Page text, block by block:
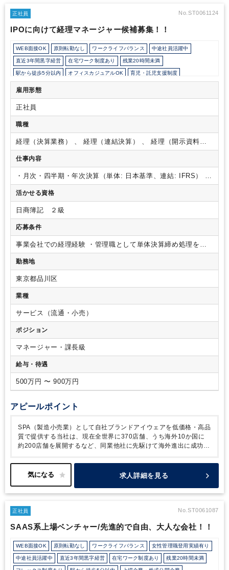
正社員 No.ST0061124
IPOに向けて経理マネージャー候補募集！！
WEB面接OK 原則転勤なし ワークライフバランス 中途社員活躍中
直近3年間黒字経営 在宅ワーク制度あり 残業20時間未満
駅から徒歩5分以内 オフィスカジュアルOK 育児・託児支援制度
雇用形態
正社員
職種
経理（決算業務） 、 経理（連結決算） 、 経理（開示資料作
成）
仕事内容
・月次・四半期・年次決算（単体: 日本基準、連結: IFRS）
・
海外子会社管理（シンガポール、台湾、タイなど）・IPO準備
（内部統制構築、監査対応、開示書類作成等）
入、M&A実行支援など特命案件対応
あり、既に監査法人・主幹事証券の選定が完了しています。
上場に向けた決算早期化・適正化を推進しており、グループ連
結での会計監査対応・主幹事証券対応を進めています。ファ
ンドからの出資も受け、管理体制を強化している段階であり、
仕組み作り、体制構築の段階から関わることができるのも魅力
です。
が、 能力と経験に応じ、IFRS、連結、海外子会社管理、上場
準備など、高難度の経理財務業務について広範な経験を積むこ
とが可能であり、監査法人/会計事務所/事業会社出身者にと
り、経理財務領域における長期的なキャリア形成に有用な経験
を積むことができます。ポジションとしても現部長はガバナ
ンス整備等企画寄りの業務にシフトしていく予定もあり、次期
副部長、部長とステップアップも目指せます。
活かせる資格
日商簿記 ２級
応募条件
事業会社での経理経験 ・管理職として単体決算締め処理をご
経験された方※上場会社、外資系企業など、一定規模以上の
会社における決算経験必須
ける中小～零細企業の決算締め作業のみの場合不可
（WANT）】
での経理経験
計算書類）・税務申告経験・資金繰り経験・連結決算経験
（一部分のみでも可能）
に対応できる方・英語力（簡単な読み書きができ、英語に抵
抗ない方）
勤務地
東京都品川区
業種
サービス（流通・小売）
ポジション
マネージャー・課長級
給与・待遇
500万円 〜 900万円
アピールポイント
SPA（製造小売業）として自社ブランドアイウェアを低価格・高品
質で提供する当社は、現在全世界に370店舗、うち海外10か国に
約200店舗を展開するなど、同業他社に先駆けて海外進出に成功し
なる成長を目指しています。直近ではコロナ禍にもかかわらず過去
最高益を計上し、業績は堅調に推移しています。中価格帯のマー
DXやオムニチャネル化に向けた取組にも着手しており、更なる成
了し、管理部門の体制強化が急務となっております。
当社は「解
徴としています。年齢や資格ではなく、風通しの良い環境で自ら
もやりがいのある環境です。成長中のベンチャー企業ではありま
すが、安定した事業基盤のもとでグローバルかつ幅広い経験を積め
る貴重な環境です。
求人詳細を見る
正社員 No.ST0061087
SAAS系上場ベンチャー/先進的で自由、大人な会社！！
WEB面接OK 原則転勤なし ワークライフバランス 女性管理職登用実績有り
中途社員活躍中 直近3年間黒字経営 在宅ワーク制度あり 残業20時間未満